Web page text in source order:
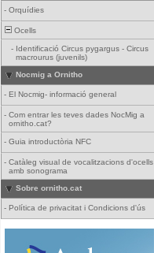
- Orquídies
Ocells
- Identificació Circus pygargus - Circus
macrourus (juvenils)
Nocmig a Ornitho
- El Nocmig- informació general
- Com entrar les teves dades NocMig a
ornitho.cat?
- Guia introductòria NFC
- Catàleg visual de vocalitzacions d'ocells
amb sonograma
Sobre ornitho.cat
- Política de privacitat i Condicions d'ús